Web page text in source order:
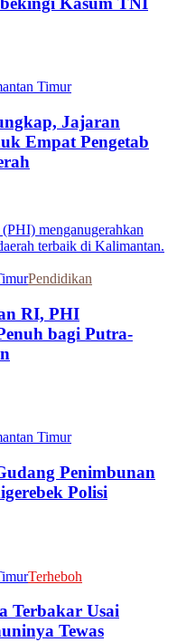
Timur
Jajaran
Empat Pengetab
Pendidikan
RI, PHI
bagi Putra-
Timur
Penimbunan
Polisi
Terheboh
Terbakar Usai
Tewas